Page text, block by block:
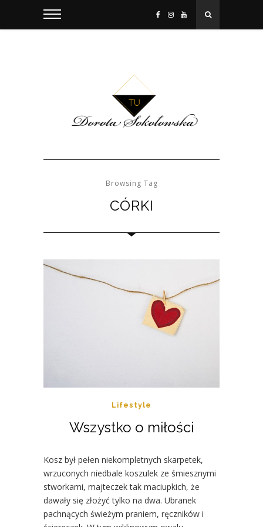
Browsing Tag
CÓRKI
Lifestyle
Wszystko o miłości
Kosz był pełen niekompletnych skarpetek,
wrzuconych niedbale koszulek ze śmiesznymi
stworkami, majteczek tak maciupkich, że
dawały się złożyć tylko na dwa. Ubranek
pachnących świeżym praniem, ręczników i